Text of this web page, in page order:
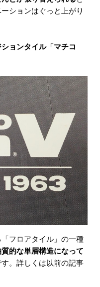
ションはぐっと上がり
ョンタイル「マチコ
フロアタイル」の一種
的な単層構造になって
。詳しくは以前の記事